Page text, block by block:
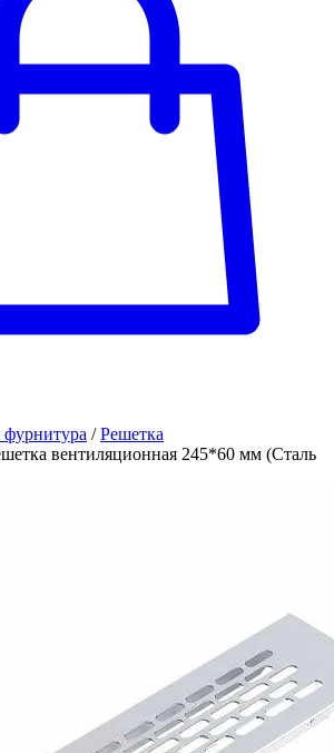
/Решетка
вентиляционная 245*60 мм (Сталь